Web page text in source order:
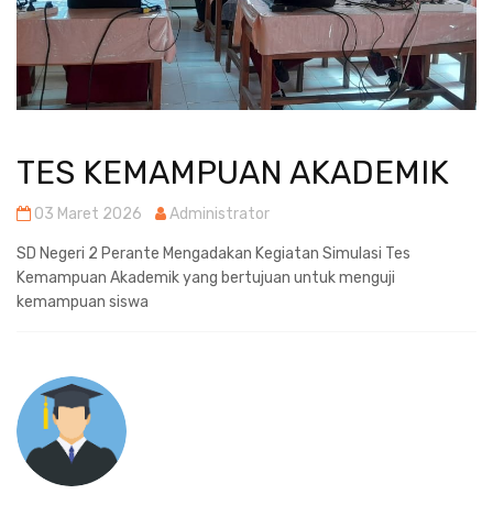
TES KEMAMPUAN AKADEMIK
03 Maret 2026 Administrator
SD Negeri 2 Perante Mengadakan Kegiatan Simulasi Tes
Kemampuan Akademik yang bertujuan untuk menguji
kemampuan siswa